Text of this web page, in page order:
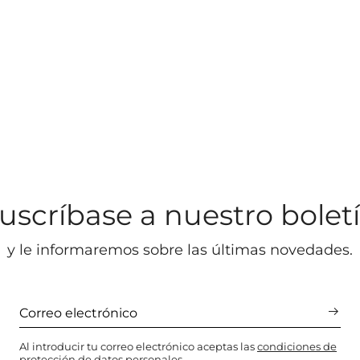
a nuestro
y le informaremos sobre las últimas novedades.
Al introducir tu correo electrónico aceptas lascondiciones de